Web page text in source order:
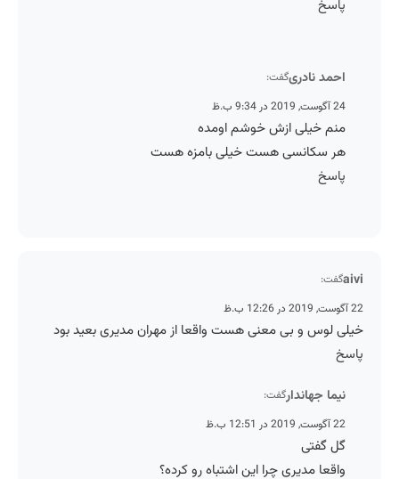
پاسخ
احمد نادریگفت:
24 آگوست, 2019 در 9:34 ب.ظ
منم خیلی ازش خوشم اومده
هر سکانسی هست خیلی بامزه هست
پاسخ
aiviگفت:
22 آگوست, 2019 در 12:26 ب.ظ
خیلی لوس و بی معنی هست واقعا از مهران مدیری بعید بود
پاسخ
نیما جهاندارگفت:
22 آگوست, 2019 در 12:51 ب.ظ
گل گفتی
واقعا مدیری چرا این اشتباه رو کرده؟